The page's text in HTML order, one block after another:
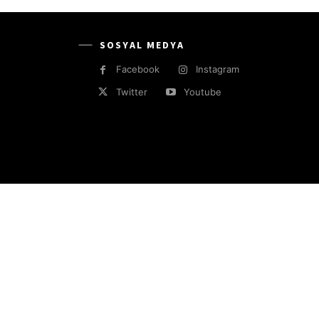
SOSYAL MEDYA
Facebook
Instagram
Twitter
Youtube